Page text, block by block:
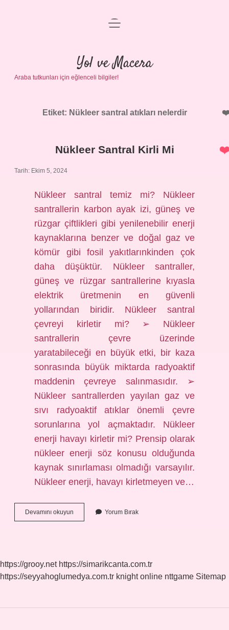
Anasayfa
Gizlilik Politikası
Yasal Uyarı
menüyü
Yol ve Macera
Araba tutkunları için eğlenceli bilgiler!
Etiket: Nükleer santral atıkları nelerdir
Nükleer Santral Kirli Mi
Tarih: Ekim 5, 2024
Nükleer santral temiz mi? Nükleer
santrallerin karbon ayak izi, güneş ve
rüzgar çiftlikleri gibi yenilenebilir enerji
kaynaklarına benzer ve doğal gaz ve
kömür gibi fosil yakıtlarınkinden çok
daha düşüktür. Nükleer santraller,
güneş ve rüzgar santrallerine kıyasla
elektrik üretmenin en güvenli
yollarından biridir. Nükleer santral
çevreyi kirletir mi? ➢ Nükleer
santrallerin çevre üzerinde
yaratabileceği en büyük etki, bir kaza
sonrasında büyük miktarda radyoaktif
maddenin çevreye salınmasıdır. ➢
Nükleer santrallerden yayılan gaz ve
sıvı radyoaktif atıklar önemli çevre
sorunlarına yol açmaktadır. Nükleer
enerji havayı kirletir mi? Prensip olarak
nükleer enerji söz konusu olduğunda
kaynak sınırlaması olmadığı varsayılır.
Nükleer enerji, havayı kirletmeyen ve…
Devamını okuyun
Santral
Yorum Bırak
https://grooy.net https://simarikcanta.com.tr
https://seyyahoglumedya.com.tr knight online nttgame Sitemap